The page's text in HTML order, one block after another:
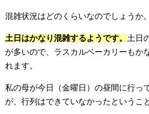
混雑状況はどのくらいなのでしょうか。
土日はかなり混雑するようです。 土日
が多いので、ラスカルベーカリーもか
れます。
私の母が今日（金曜日）の昼間に行っ
が、行列はできていなかったというこ